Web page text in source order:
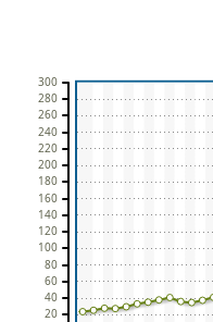
20
40
60
80
100
120
140
160
180
200
220
240
260
280
300